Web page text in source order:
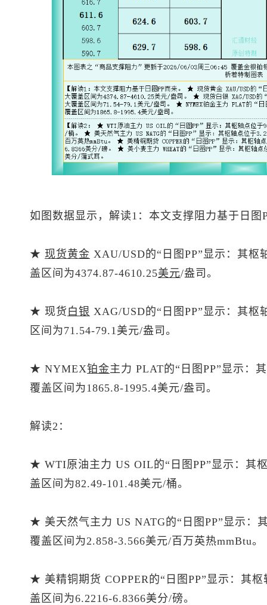
如图数据显示，解读1：本文支撑阻力基于日图
★ 现货黄金 XAU/USD的“日图PP”显示：其枢
盖区间为4374.87-4610.25美元/盎司。
★ 现货 白银 XAG/USD的“日图PP”显示：其
区间为71.54-79.1美元/盎司。
★ NYMEX铂金主力 PLAT的“日图PP”显示：
覆盖区间为1865.8-1995.4美元/盎司。
解读2：
★ WTI原油主力 US OIL的“日图PP”显示：其
盖区间为82.49-101.48美元/桶。
★ 美天然气主力 US NATG的“日图PP”显示：
覆盖区间为2.858-3.566美元/百万英热mmBtu。
★ 美精铜期货 COPPER的“日图PP”显示：其
盖区间为6.2216-6.8366美分/磅。